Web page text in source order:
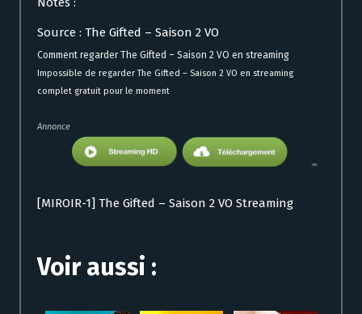
Source : The Gifted – Saison 2 VO
Comment regarder The Gifted – Saison 2 VO en streaming
Impossible de regarder The Gifted – Saison 2 VO en streaming
complet gratuit pour le moment
Annonce
[MIROIR-1] The Gifted – Saison 2 VO Streaming
Voir aussi :